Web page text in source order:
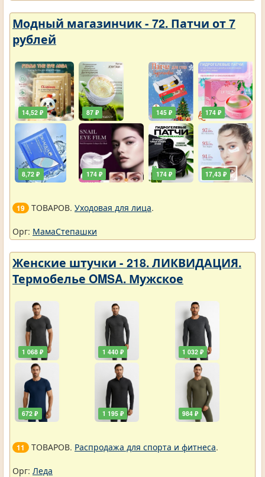
Модный магазинчик - 72. Патчи от 7
рублей
14,52 ₽
8,72 ₽
87 ₽
174 ₽
145 ₽
174 ₽
174 ₽
17,43 ₽
19 ТОВАРОВ. Уходовая для лица.
Орг: МамаСтепашки
Женские штучки - 218. ЛИКВИДАЦИЯ.
Термобелье OMSA. Мужское
1 068 ₽
672 ₽
1 440 ₽
1 195 ₽
1 032 ₽
984 ₽
11 ТОВАРОВ. Распродажа для спорта и фитнеса.
Орг: Леда